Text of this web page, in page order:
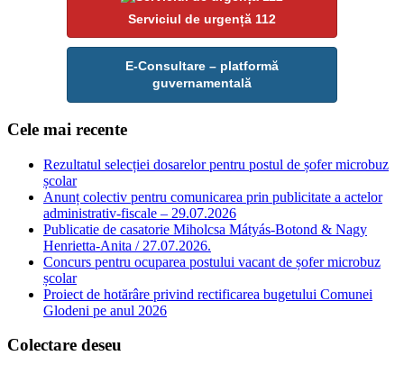
Serviciul de urgență 112
E-Consultare – platformă
guvernamentală
Cele mai recente
Rezultatul selecției dosarelor pentru postul de șofer microbuz
școlar
Anunț colectiv pentru comunicarea prin publicitate a actelor
administrativ-fiscale – 29.07.2026
Publicatie de casatorie Miholcsa Mátyás-Botond & Nagy
Henrietta-Anita / 27.07.2026.
Concurs pentru ocuparea postului vacant de șofer microbuz
școlar
Proiect de hotărâre privind rectificarea bugetului Comunei
Glodeni pe anul 2026
Colectare deseu